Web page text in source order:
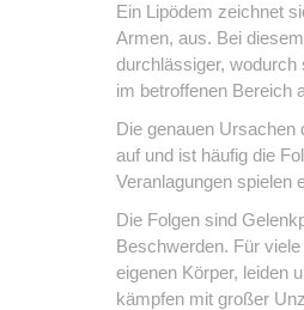
Ein Lipödem zeichnet
Armen, aus. Bei
durchlässiger,
im betroffenen Bereich
Die genauen Ursachen
auf und ist häufig die
Veranlagungen spielen
Die Folgen sind
Beschwerden. Für
eigenen Körper, leiden
kämpfen mit großer